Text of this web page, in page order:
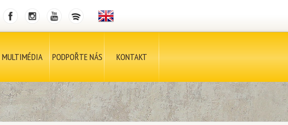
MULTIMÉDIA PODPOŘTE NÁS KONTAKT